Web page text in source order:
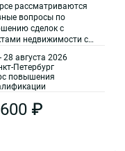
с ним с
и
рассматриваются
вопросы по
сделок с
недвижимости с
земельного и
28 августа 2026
Петербург
повышения
₽